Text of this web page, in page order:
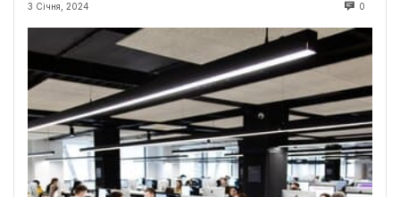
3 Січня, 2024 0